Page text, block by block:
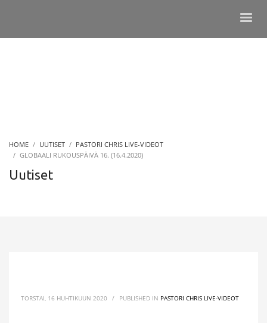
HOME UUTISET
PASTORI CHRIS LIVE-VIDEOT
GLOBAALI RUKOUSPÄIVÄ 16. (16.4.2020)
Uutiset
TORSTAI, 16 HUHTIKUUN 2020 / PUBLISHED IN PASTORI CHRIS LIVE-VIDEOT